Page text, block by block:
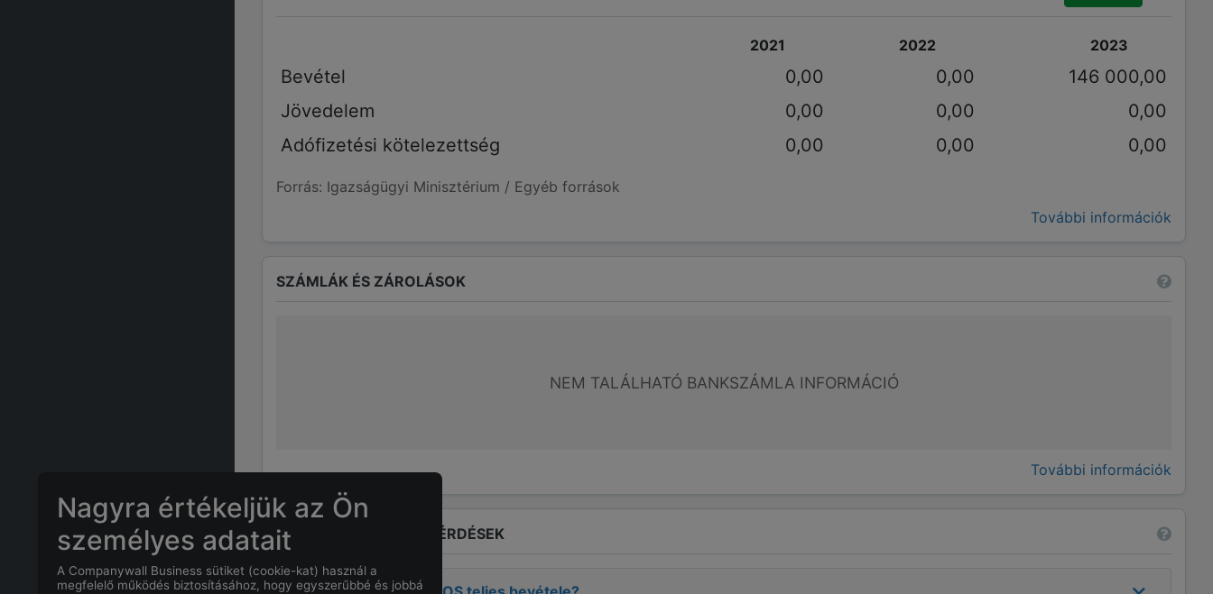
2021 2022 2023
Bevétel 0,00 0,00
146 000,00
Jövedelem
0,00 0,00
0,00
Adófizetési kötelezettség
0,00 0,00 0,00
Forrás: Igazságügyi Minisztérium / Egyéb források
További információk
SZÁMLÁK ÉS ZÁROLÁSOK
NEM TALÁLHATÓ BANKSZÁMLA INFORMÁCIÓ
További információk
GYAKRAN ISMÉTELT KÉRDÉSEK
Nagyra értékeljük az Ön
személyes adatait
A Companywall Business sütiket (cookie-kat) használ a
megfelelő működés biztosításához, hogy egyszerűbbé és jobbá